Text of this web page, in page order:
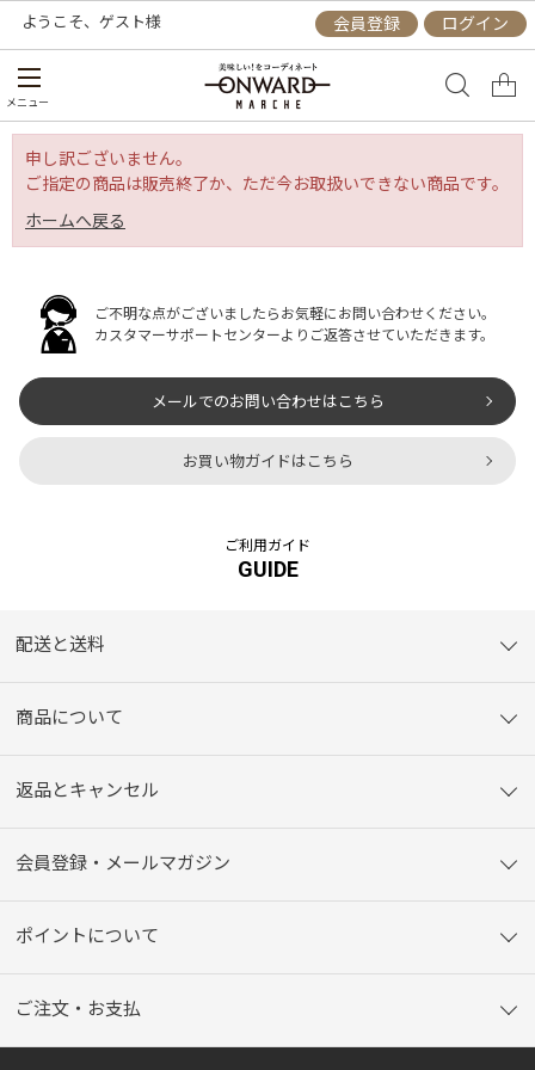
ようこそ、 ゲスト様 会員登録 ログイン
メニュー
申し訳ございません。
ご指定の商品は販売終了か、ただ今お取扱いできない商品です。
ホームへ戻る
ご不明な点がございましたらお気軽にお問い合わせください。
カスタマーサポートセンターよりご返答させていただきます。
メールでのお問い合わせはこちら
お買い物ガイドはこちら
ご利用ガイド
GUIDE
配送と送料
商品について
返品とキャンセル
会員登録・メールマガジン
ポイントについて
ご注文・お支払